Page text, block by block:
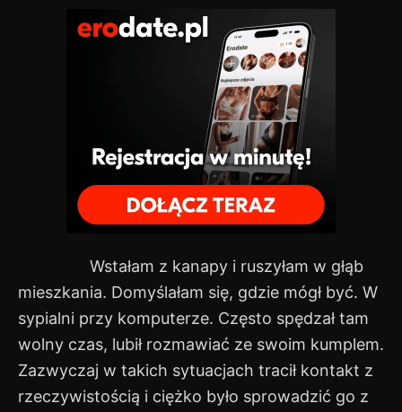
Wstałam z kanapy i ruszyłam w głąb
mieszkania. Domyślałam się, gdzie mógł być. W
sypialni przy komputerze. Często spędzał tam
wolny czas, lubił rozmawiać ze swoim kumplem.
Zazwyczaj w takich sytuacjach tracił kontakt z
rzeczywistością i ciężko było sprowadzić go z